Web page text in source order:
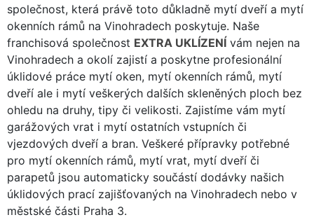
společnost, která právě toto důkladně mytí dveří a mytí
okenních rámů na Vinohradech poskytuje. Naše
franchisová společnost EXTRA UKLÍZENÍ vám nejen na
Vinohradech a okolí zajistí a poskytne profesionální
úklidové práce mytí oken, mytí okenních rámů, mytí
dveří ale i mytí veškerých dalších skleněných ploch bez
ohledu na druhy, tipy či velikosti. Zajistíme vám mytí
garážových vrat i mytí ostatních vstupních či
vjezdových dveří a bran. Veškeré přípravky potřebné
pro mytí okenních rámů, mytí vrat, mytí dveří či
parapetů jsou automaticky součástí dodávky našich
úklidových prací zajišťovaných na Vinohradech nebo v
městské části Praha 3.